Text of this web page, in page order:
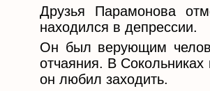
Друзья Парамонова
находился в депрессии.
Он был верующим
отчаяния. В Сокольниках
он любил заходить.